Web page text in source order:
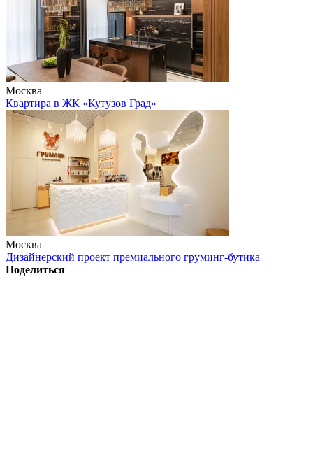
Москва
Квартира в ЖК «Кутузов Град»
Москва
Дизайнерский проект премиального груминг-бутика
Поделиться